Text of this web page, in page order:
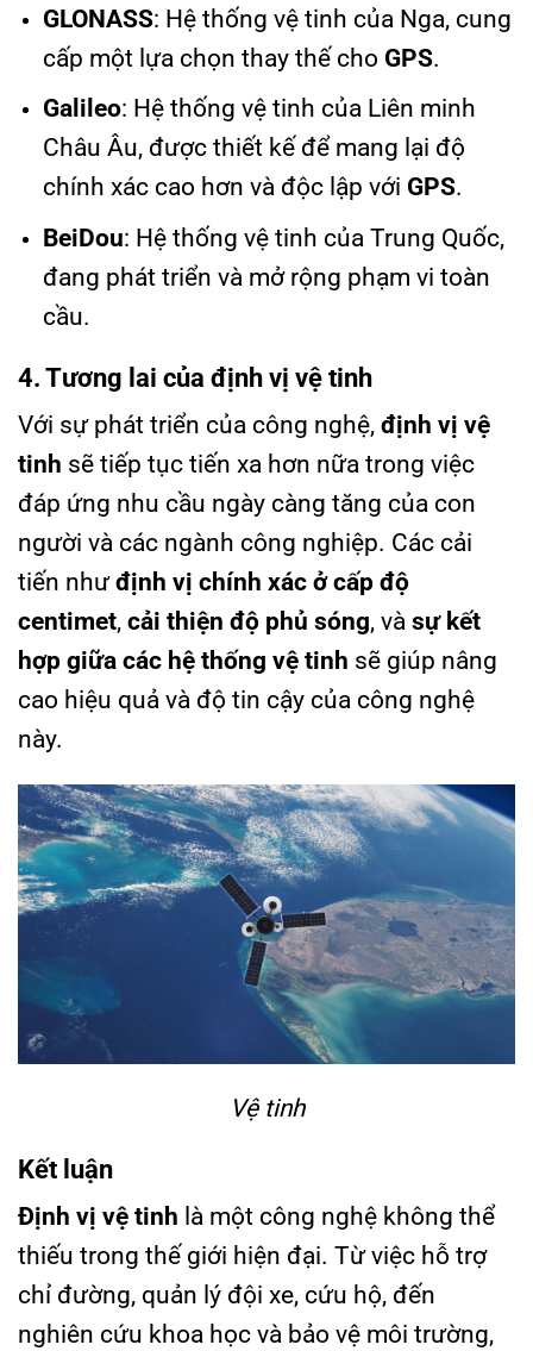
GLONASS: Hệ thống vệ tinh của Nga, cung
cấp một lựa chọn thay thế cho GPS.
Galileo: Hệ thống vệ tinh của Liên minh
Châu Âu, được thiết kế để mang lại độ
chính xác cao hơn và độc lập với GPS.
BeiDou: Hệ thống vệ tinh của Trung Quốc,
đang phát triển và mở rộng phạm vi toàn
cầu.
4. Tương lai của định vị vệ tinh
Với sự phát triển của công nghệ, định vị vệ
tinh sẽ tiếp tục tiến xa hơn nữa trong việc
đáp ứng nhu cầu ngày càng tăng của con
người và các ngành công nghiệp. Các cải
tiến nhưđịnh vị chính xác ở cấp độ
centimet, cải thiện độ phủ sóng, và sự kết
hợp giữa các hệ thống vệ tinh sẽ giúp nâng
cao hiệu quả và độ tin cậy của công nghệ
này.
Vệ tinh
Kết luận
Định vị vệ tinh là một công nghệ không thể
thiếu trong thế giới hiện đại. Từ việc hỗ trợ
chỉ đường, quản lý đội xe, cứu hộ, đến
nghiên cứu khoa học và bảo vệ môi trường,